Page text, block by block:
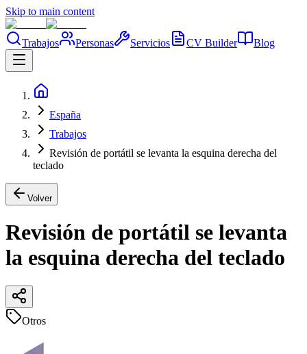
Skip to main content
Trabajos Personas Servicios CV Builder Blog
España
Trabajos
Revisión de portátil se levanta la esquina derecha del
teclado
Volver
Revisión de portátil se levanta
la esquina derecha del teclado
Otros